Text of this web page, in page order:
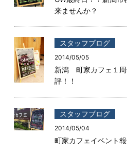
来ませんか？
スタッフブログ
2014/05/05
新潟 町家カフェ１
評！！
スタッフブログ
2014/05/04
町家カフェイベント